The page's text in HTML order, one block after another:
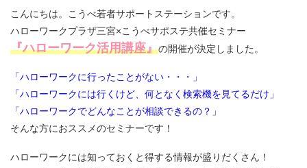
こんにちは。こうべ若者サポートステーションです。
ハローワークプラザ三宮×こうべサポステ共催セミナー
『ハローワーク活用講座』の開催が決定しました。
「ハローワークに行ったことがない・・・」
「ハローワークには行くけど、何となく検索機を見てるだけ」
「ハローワークでどんなことが相談できるの？」
そんな方におススメのセミナーです！
ハローワークには知っておくと得する情報が盛りだくさん！